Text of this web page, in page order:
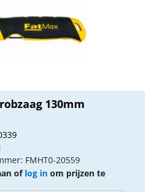
130mm
FMHT0-20559
of log in om prijzen te